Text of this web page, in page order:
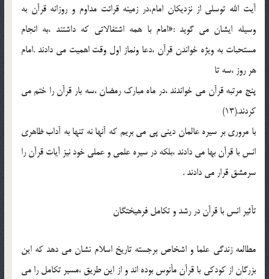
آيت الله توسلي از نزديکان امام،در زمينه قرائت مداوم و روزانه قرآن به
وسيله ايشان مي گويد :«امام با همه اشتغالاتي که داشتند ،به انجام
مستحبات به ويژه خواندن قرآن ،دعا ونماز اول وقت اهميت مي دادند .امام
هر روز ،سه تا
پنج مرتبه قرآن مي خواندند ،در ماه مبارک رمضان ،سه بار قرآن را ختم مي
کردند.(13)
با مروري بر سيره عالمان ديني پي مي بريم که آنها نه تنها به آداب ظاهري
انس با قرآن بها مي دادند ،بلکه در سيره علمي و عملي خود نيز آيات قرآن را
سرمشق قرار مي دادند .
تأثير انس با قرآن در رشد و تکامل فرهيختگان
مطالعه زندگي علما و اشخاص برجسته تاريخ اسلام نشان مي دهد که اين
بزرگان از کودکي با قرآن مأنوس بوده اند و از اين طريق ،مسير تکامل را مي